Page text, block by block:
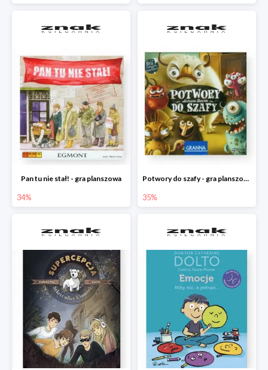
Pan tu nie stał! - gra planszowa
34%
Potwory do szafy - gra planszowa
35%